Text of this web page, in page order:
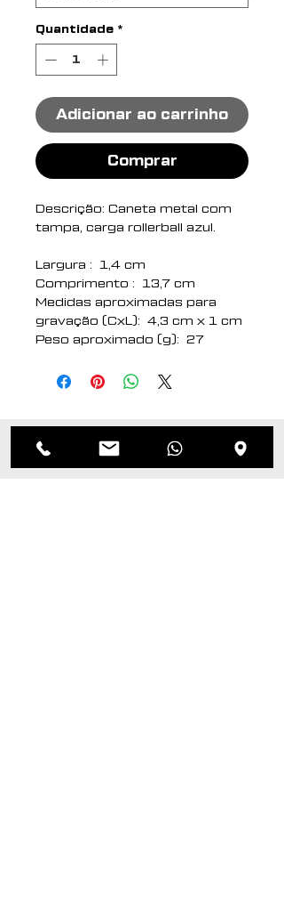
Quantidade *
Adicionar ao carrinho
Comprar
Descrição: Caneta metal com
tampa, carga rollerball azul.
Largura : 1,4 cm
Comprimento : 13,7 cm
Medidas aproximadas para
gravação (CxL): 4,3 cm x 1 cm
Peso aproximado (g): 27
Produtos